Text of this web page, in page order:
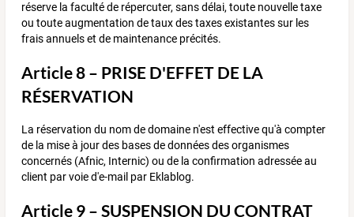
réserve la faculté de répercuter, sans délai, toute nouvelle taxe
ou toute augmentation de taux des taxes existantes sur les
frais annuels et de maintenance précités.
Article 8 – PRISE D'EFFET DE LA
RÉSERVATION
La réservation du nom de domaine n'est effective qu'à compter
de la mise à jour des bases de données des organismes
concernés (Afnic, Internic) ou de la confirmation adressée au
client par voie d'e-mail par Eklablog.
Article 9 – SUSPENSION DU CONTRAT